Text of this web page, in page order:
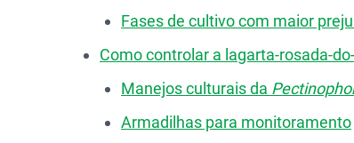
Fases de cultivo com maior
Como controlar a lagarta-rosada-
Manejos culturais da
Armadilhas para monitoramento